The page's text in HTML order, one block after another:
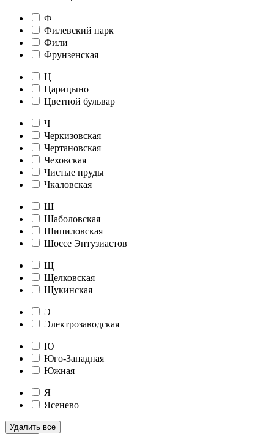
Ф
Филевский парк
Фили
Фрунзенская
Ц
Царицыно
Цветной бульвар
Ч
Черкизовская
Чертановская
Чеховская
Чистые пруды
Чкаловская
Ш
Шаболовская
Шипиловская
Шоссе Энтузиастов
Щ
Щелковская
Щукинская
Э
Электрозаводская
Ю
Юго-Западная
Южная
Я
Ясенево
Удалить все